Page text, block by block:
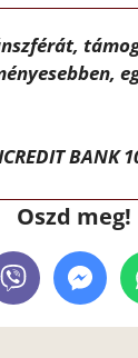
BANK
Oszd meg!